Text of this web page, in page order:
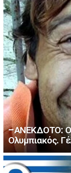
–ΑΝΕΚΔΟΤΟ: Ο
Ολυμπιακός.